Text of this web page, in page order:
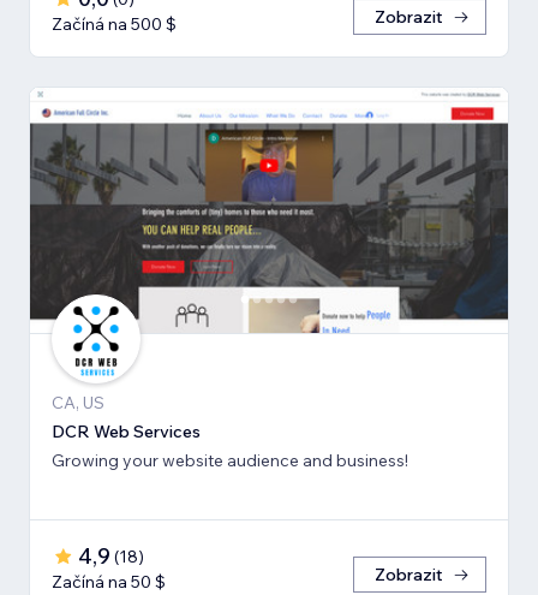
Začíná na 500 $
Zobrazit
CA, US
DCR Web Services
Growing your website audience and business!
4,9 (18)
Začíná na 50 $
Zobrazit